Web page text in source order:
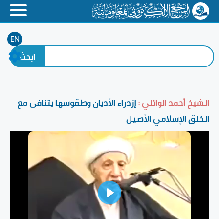
EN
الشيخ أحمد الوائلي :إزدراء الأديان وطقوسها يتنافى مع
الخلق الإسلامي الأصيل
Play